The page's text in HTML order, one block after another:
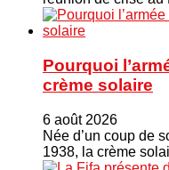
Pourquoi
crème solaire
6 août 2026
Née d’un coup de
1938, la crème